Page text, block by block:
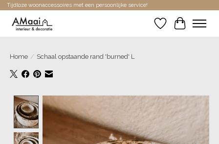
Tijdloze woonaccessoires met een persoonlijke service!
Verlanglijst
Home / Schaal opstaande rand 'burned' L
Product image slideshow Items